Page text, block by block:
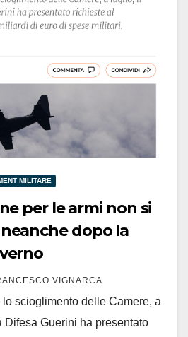
MILITARE
per le armi non si
dopo la
VIGNARCA
scioglimento delle Camere, a
Difesa Guerini ha presentato